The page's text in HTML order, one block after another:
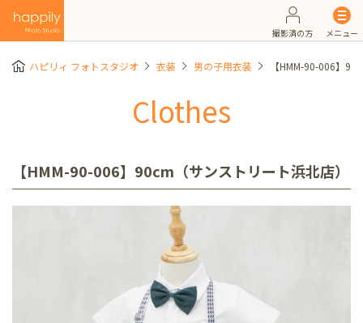
撮影済の方 メニュー
ハピリィ フォトスタジオ 衣装 男の子用衣装 【HMM-90-006】
Clothes
【HMM-90-006】90cm（サンストリート浜北店）